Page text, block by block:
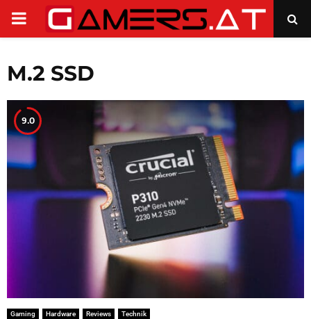
PRIMARY
M.2 SSD
9.0
Gaming Hardware Reviews Technik